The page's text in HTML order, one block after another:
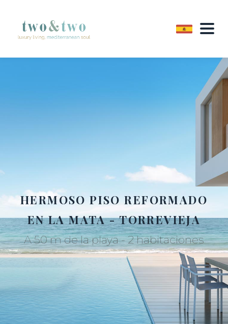
HERMOSO PISO REFORMADO
EN LA MATA - TORREVIEJA
A 50 m de la playa - 2 habitaciones